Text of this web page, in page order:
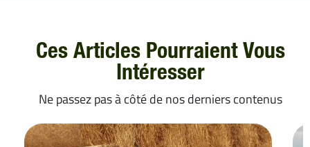
Ces Articles Pourraient Vous
Intéresser
Ne passez pas à côté de nos derniers contenus